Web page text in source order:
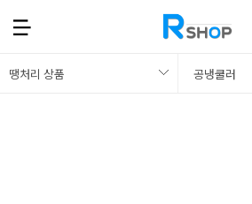
땡처리 상품 공냉쿨러